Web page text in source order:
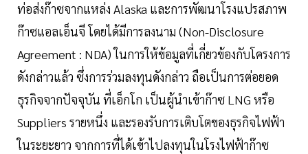
ท่อส่งก๊าซจากแหล่ง Alaska และการพัฒนาโรงแปรสภาพ
ก๊าซแอลเอ็นจี โดยได้มีการลงนาม (Non-Disclosure
Agreement : NDA) ในการให้ข้อมูลที่เกี่ยวข้องกับโครงการ
ดังกล่าวแล้ว ซึ่งการร่วมลงทุนดังกล่าว ถือเป็นการต่อยอด
ธุรกิจจากปัจจุบัน ที่เอ็กโก เป็นผู้นำเข้าก๊าซ LNG หรือ
Suppliers รายหนึ่ง และรองรับการเติบโตของธุรกิจไฟฟ้า
ในระยะยาว จากการที่ได้เข้าไปลงทุนในโรงไฟฟ้าก๊าซ